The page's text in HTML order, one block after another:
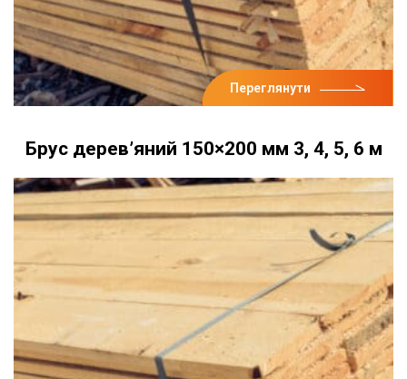
Переглянути
Брус дерев’яний 150×200 мм 3, 4, 5, 6 м